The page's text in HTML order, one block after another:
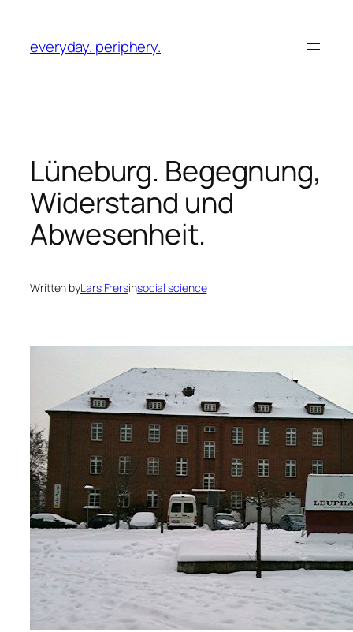
content
everyday. periphery.
Lüneburg. Begegnung,
Widerstand und
Abwesenheit.
Written byLars Frersinsocial science